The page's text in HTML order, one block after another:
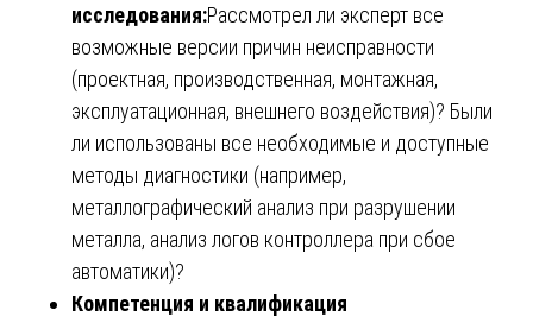
исследования:Рассмотрел ли эксперт все
возможные версии причин неисправности
(проектная, производственная, монтажная,
эксплуатационная, внешнего воздействия)? Были
ли использованы все необходимые и доступные
методы диагностики (например,
металлографический анализ при разрушении
металла, анализ логов контроллера при сбое
автоматики)?
Компетенция и квалификация